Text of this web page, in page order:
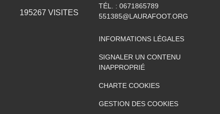
195267 VISITES
TÉL. : 0671865789
551385@LAURAFOOT.ORG
INFORMATIONS LÉGALES
SIGNALER UN CONTENU
INAPPROPRIÉ
CHARTE COOKIES
GESTION DES COOKIES